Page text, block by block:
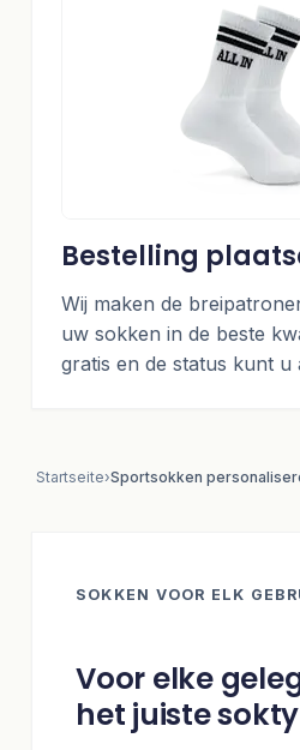
Bestelling
Wij maken de
uw sokken in de beste
gratis en de status kunt u
Startseite›Sportsokken
SOKKEN VOOR ELK
Voor elke
het juiste